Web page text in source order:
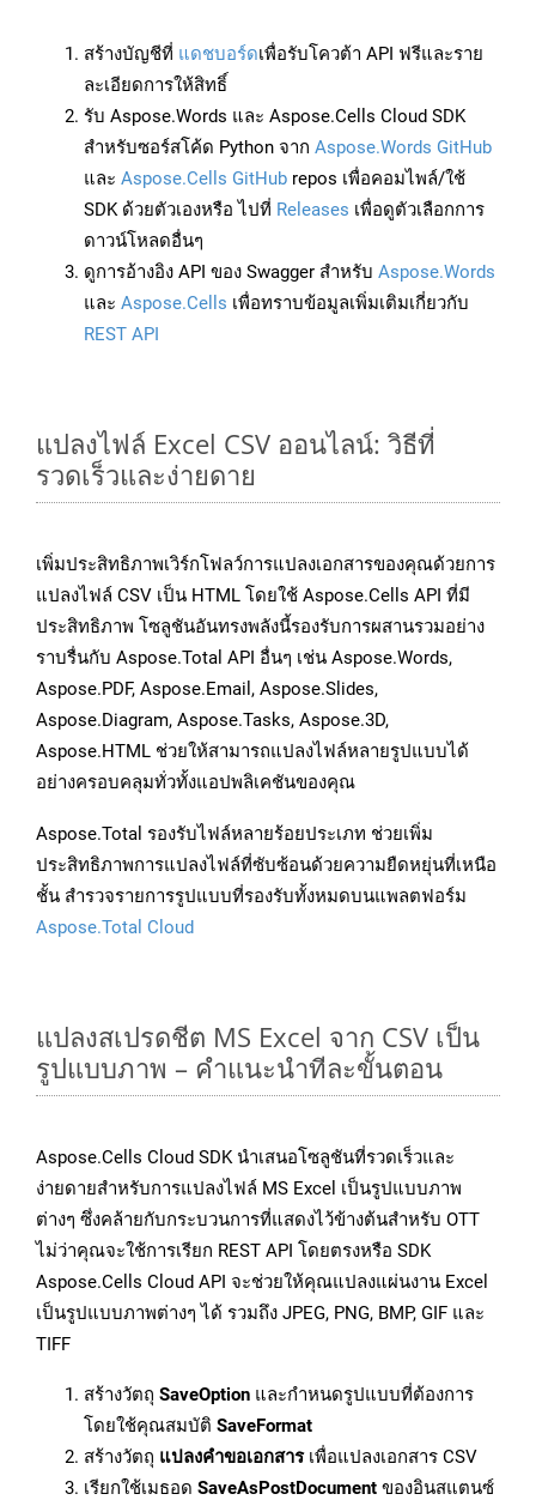
สร้างบัญชีที่ แดชบอร์ดเพื่อรับโควต้า API ฟรีและราย
ละเอียดการให้สิทธิ์
รับ Aspose.Words และ Aspose.Cells Cloud SDK
สำหรับซอร์สโค้ด Python จาก Aspose.Words GitHub
และ Aspose.Cells GitHub repos เพื่อคอมไพล์/ใช้
SDK ด้วยตัวเองหรือ ไปที่ Releases เพื่อดูตัวเลือกการ
ดาวน์โหลดอื่นๆ
ดูการอ้างอิง API ของ Swagger สำหรับ Aspose.Words
และ Aspose.Cells เพื่อทราบข้อมูลเพิ่มเติมเกี่ยวกับ
REST API
แปลงไฟล์ Excel CSV ออนไลน์: วิธีที่
รวดเร็วและง่ายดาย
เพิ่มประสิทธิภาพเวิร์กโฟลว์การแปลงเอกสารของคุณด้วยการ
แปลงไฟล์ CSV เป็น HTML โดยใช้ Aspose.Cells API ที่มี
ประสิทธิภาพ โซลูชันอันทรงพลังนี้รองรับการผสานรวมอย่าง
ราบรื่นกับ Aspose.Total API อื่นๆ เช่น Aspose.Words,
Aspose.PDF, Aspose.Email, Aspose.Slides,
Aspose.Diagram, Aspose.Tasks, Aspose.3D,
Aspose.HTML ช่วยให้สามารถแปลงไฟล์หลายรูปแบบได้
อย่างครอบคลุมทั่วทั้งแอปพลิเคชันของคุณ
Aspose.Total รองรับไฟล์หลายร้อยประเภท ช่วยเพิ่ม
ประสิทธิภาพการแปลงไฟล์ที่ซับซ้อนด้วยความยืดหยุ่นที่เหนือ
ชั้น สำรวจรายการรูปแบบที่รองรับทั้งหมดบนแพลตฟอร์ม
Aspose.Total Cloud
แปลงสเปรดชีต MS Excel จาก CSV เป็น
รูปแบบภาพ – คำแนะนำทีละขั้นตอน
Aspose.Cells Cloud SDK นำเสนอโซลูชันที่รวดเร็วและ
ง่ายดายสำหรับการแปลงไฟล์ MS Excel เป็นรูปแบบภาพ
ต่างๆ ซึ่งคล้ายกับกระบวนการที่แสดงไว้ข้างต้นสำหรับ OTT
ไม่ว่าคุณจะใช้การเรียก REST API โดยตรงหรือ SDK
Aspose.Cells Cloud API จะช่วยให้คุณแปลงแผ่นงาน Excel
เป็นรูปแบบภาพต่างๆ ได้ รวมถึง JPEG, PNG, BMP, GIF และ
TIFF
สร้างวัตถุ SaveOption และกำหนดรูปแบบที่ต้องการ
โดยใช้คุณสมบัติ SaveFormat
สร้างวัตถุ แปลงคำขอเอกสารเพื่อแปลงเอกสาร CSV
เรียกใช้เมธอด SaveAsPostDocument ของอินสแตนซ์